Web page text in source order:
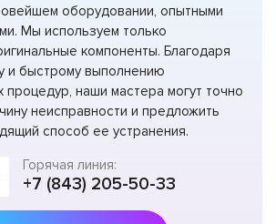
оборудовании, опытными
Мы используем только
компоненты. Благодаря
и быстрому выполнению
процедур, наши мастера могут точно
неисправности и предложить
способ ее устранения.
Горячая линия:
+7 (843) 205-50-33